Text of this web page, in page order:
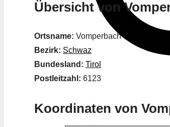
Übersicht von
Ortsname: Vomperbach
Bezirk: Schwaz
Bundesland: Tirol
Postleitzahl: 6123
Koordinaten von